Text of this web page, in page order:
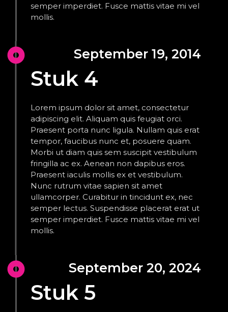
semper imperdiet. Fusce mattis vitae mi vel
mollis.
September 19, 2014
Stuk 4
Lorem ipsum dolor sit amet, consectetur
adipiscing elit. Aliquam quis feugiat orci.
Praesent porta nunc ligula. Nullam quis erat
tempor, faucibus nunc et, posuere quam.
Morbi ut diam quis sem suscipit vestibulum
fringilla ac ex. Aenean non dapibus eros.
Praesent iaculis mollis ex et vestibulum.
Nunc rutrum vitae sapien sit amet
ullamcorper. Curabitur in tincidunt ex, nec
semper lectus. Suspendisse placerat erat ut
semper imperdiet. Fusce mattis vitae mi vel
mollis.
September 20, 2024
Stuk 5